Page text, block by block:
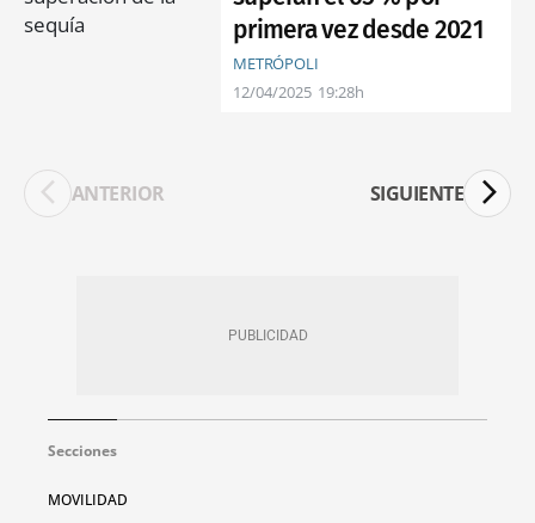
primera vez desde 2021
METRÓPOLI
12/04/2025 19:28h
ANTERIOR SIGUIENTE
Secciones
MOVILIDAD